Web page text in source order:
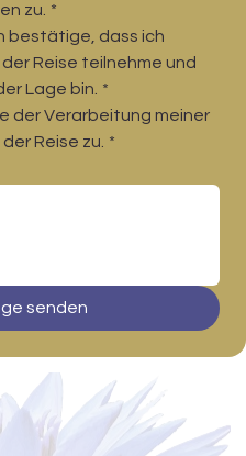
zu. *
bestätige, dass ich
Reise teilnehme und
Lage bin. *
der Verarbeitung meiner
Reise zu. *
senden